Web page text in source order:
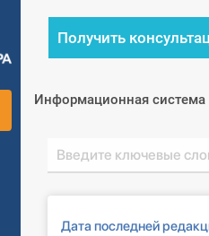
Получить
Информационная система
Дата последней